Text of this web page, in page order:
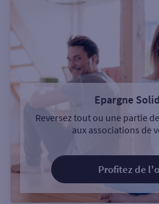
Epargne
Reversez tout ou une partie
aux associations de
Profitez de